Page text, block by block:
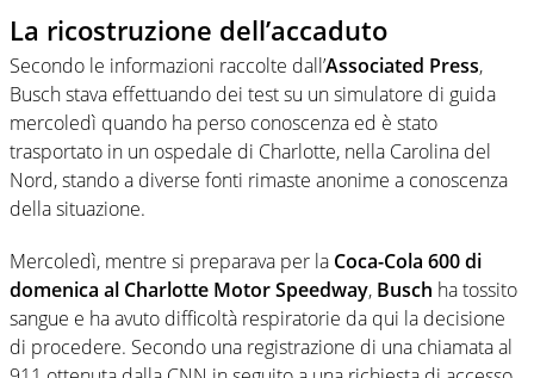
La ricostruzione dell’accaduto
Secondo le informazioni raccolte dall’Associated Press,
Busch stava effettuando dei test su un simulatore di guida
mercoledì quando ha perso conoscenza ed è stato
trasportato in un ospedale di Charlotte, nella Carolina del
Nord, stando a diverse fonti rimaste anonime a conoscenza
della situazione.
Mercoledì, mentre si preparava per la Coca-Cola 600 di
domenica al Charlotte Motor Speedway, Busch ha tossito
sangue e ha avuto difficoltà respiratorie da qui la decisione
di procedere. Secondo una registrazione di una chiamata al